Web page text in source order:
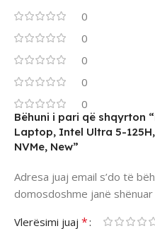
0
0
0
0
0
Bëhuni i pari që shqyrton
Laptop, Intel Ultra 5-125H,
NVMe, New”
Adresa juaj email s’do të
domosdoshme janë
Vlerësimi juaj *